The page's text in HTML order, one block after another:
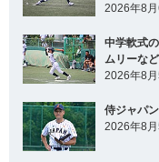
2026年8月
中学軟式
ムリーな
2026年8月
侍ジャパ
2026年8月